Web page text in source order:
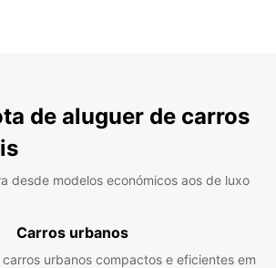
de aluguer de carros
desde modelos económicos aos de luxo
Carros urbanos
urbanos compactos e eficientes em